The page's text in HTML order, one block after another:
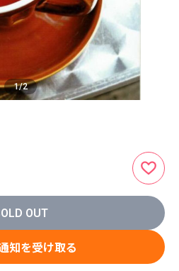
1/2
OUT
知を受け取る